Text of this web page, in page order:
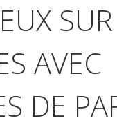
AVEC
DE